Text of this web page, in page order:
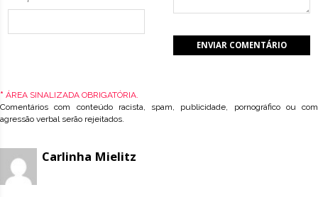
* ÁREA SINALIZADA OBRIGATÓRIA.
Comentários com conteúdo racista, spam, publicidade, pornográfico ou com
agressão verbal serão rejeitados.
Carlinha Mielitz